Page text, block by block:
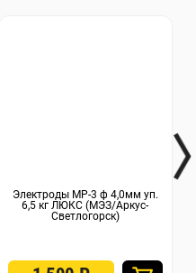
Электроды МР-3 ф 4,0мм уп.
6,5 кг ЛЮКС (МЭЗ/Аркус-
Светлогорск)